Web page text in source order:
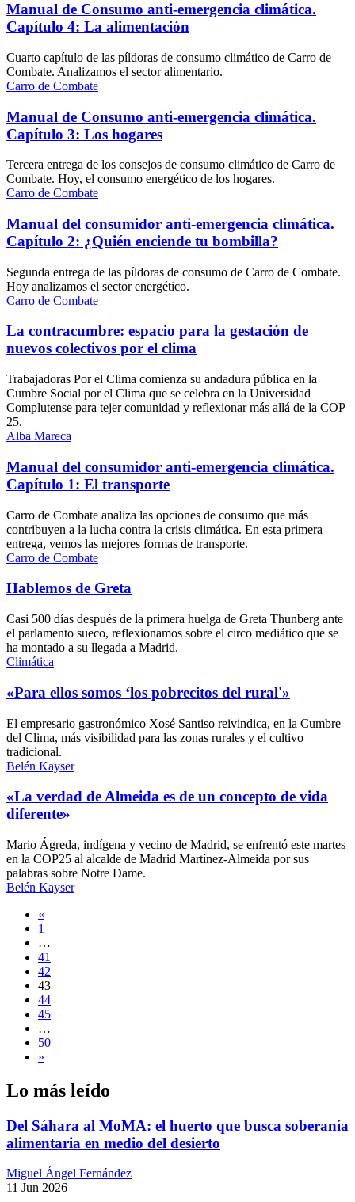
Manual de Consumo anti-emergencia climática.
Capítulo 4: La alimentación
Cuarto capítulo de las píldoras de consumo climático de Carro de
Combate. Analizamos el sector alimentario.
Carro de Combate
Manual de Consumo anti-emergencia climática.
Capítulo 3: Los hogares
Tercera entrega de los consejos de consumo climático de Carro de
Combate. Hoy, el consumo energético de los hogares.
Carro de Combate
Manual del consumidor anti-emergencia climática.
Capítulo 2: ¿Quién enciende tu bombilla?
Segunda entrega de las píldoras de consumo de Carro de Combate.
Hoy analizamos el sector energético.
Carro de Combate
La contracumbre: espacio para la gestación de
nuevos colectivos por el clima
Trabajadoras Por el Clima comienza su andadura pública en la
Cumbre Social por el Clima que se celebra en la Universidad
Complutense para tejer comunidad y reflexionar más allá de la COP
25.
Alba Mareca
Manual del consumidor anti-emergencia climática.
Capítulo 1: El transporte
Carro de Combate analiza las opciones de consumo que más
contribuyen a la lucha contra la crisis climática. En esta primera
entrega, vemos las mejores formas de transporte.
Carro de Combate
Hablemos de Greta
Casi 500 días después de la primera huelga de Greta Thunberg ante
el parlamento sueco, reflexionamos sobre el circo mediático que se
ha montado a su llegada a Madrid.
Climática
«Para ellos somos ‘los pobrecitos del rural'»
El empresario gastronómico Xosé Santiso reivindica, en la Cumbre
del Clima, más visibilidad para las zonas rurales y el cultivo
tradicional.
Belén Kayser
«La verdad de Almeida es de un concepto de vida
diferente»
Mario Ágreda, indígena y vecino de Madrid, se enfrentó este martes
en la COP25 al alcalde de Madrid Martínez-Almeida por sus
palabras sobre Notre Dame.
Belén Kayser
Navegación
entradas
«
1
…
41
42
43
44
45
…
50
»
Lo más leído
Del Sáhara al MoMA: el huerto que busca soberanía
alimentaria en medio del desierto
Miguel Ángel Fernández
11 Jun 2026